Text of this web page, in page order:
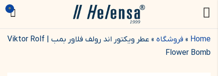
0
Home
» فروشگاه »
عطر ویکتور اند رولف فلاور بمب | Viktor Rolf
Flower Bomb